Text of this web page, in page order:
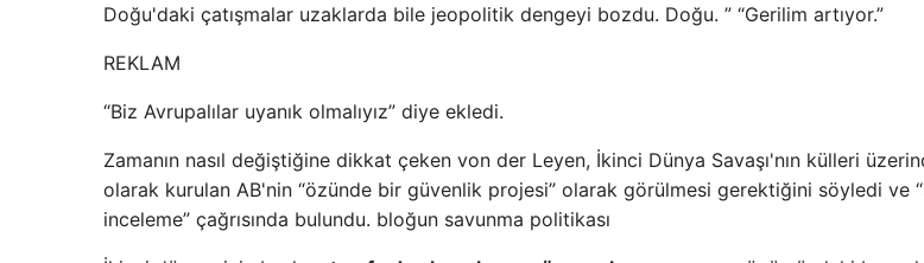
Doğu'daki çatışmalar uzaklarda bile jeopolitik dengeyi bozdu. Doğu. ” “Gerilim artıyor.”
REKLAM
“Biz Avrupalılar uyanık olmalıyız” diye ekledi.
Zamanın nasıl değiştiğine dikkat çeken von der Leyen, İkinci Dünya Savaşı'nın külleri
olarak kurulan AB'nin “özünde bir güvenlik projesi” olarak görülmesi gerektiğini söyledi ve
inceleme” çağrısında bulundu. bloğun savunma politikası